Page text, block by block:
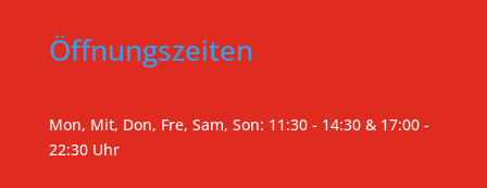
Öffnungszeiten
Mon, Mit, Don, Fre, Sam, Son: 11:30 - 14:30 & 17:00 -
22:30 Uhr